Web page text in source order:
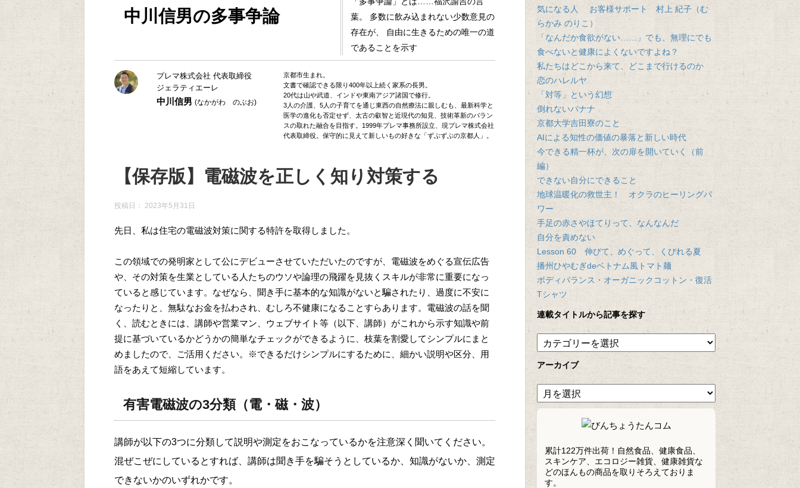
中川信男の多事争論
葉。 多数に飲み込まれない少数意見の
存在が、 自由に生きるための唯一の道
であることを示す
プレマ株式会社 代表取締役
ジェラティエーレ
中川信男(なかがわ のぶお)
京都市生まれ。
文書で確認できる限り400年以上続く家系の長男。
20代は山や武道、インドや東南アジア諸国で修行。
3人の介護、5人の子育てを通じ東西の自然療法に親しむも、最新科学と
医学の進化も否定せず、太古の叡智と近現代の知見、技術革新のバラン
スの取れた融合を目指す。1999年プレマ事務所設立、現プレマ株式会社
代表取締役。保守的に見えて新しいもの好きな「ずぶずぶの京都人」。
【保存版】電磁波を正しく知り対策する
投稿日： 2023年5月31日
先日、私は住宅の電磁波対策に関する特許を取得しました。
この領域での発明家として公にデビューさせていただいたのですが、電磁波をめぐる宣伝広告
や、その対策を生業としている人たちのウソや論理の飛躍を見抜くスキルが非常に重要になっ
ていると感じています。なぜなら、聞き手に基本的な知識がないと騙されたり、過度に不安に
なったりと、無駄なお金を払わされ、むしろ不健康になることすらあります。電磁波の話を聞
く、読むときには、講師や営業マン、ウェブサイト等（以下、講師）がこれから示す知識や前
提に基づいているかどうかの簡単なチェックができるように、枝葉を割愛してシンプルにまと
めましたので、ご活用ください。※できるだけシンプルにするために、細かい説明や区分、用
語をあえて短縮しています。
有害電磁波の3分類（電・磁・波）
講師が以下の3つに分類して説明や測定をおこなっているかを注意深く聞いてください。
混ぜこぜにしているとすれば、講師は聞き手を騙そうとしているか、知識がないか、測定
できないかのいずれかです。
気になる人 お客様サポート 村上 紀子（む
らかみ のりこ）
「なんだか食欲がない……」でも、無理にでも
食べないと健康によくないですよね？
私たちはどこから来て、どこまで行けるのか
恋のハレルヤ
「対等」という幻想
倒れないバナナ
京都大学吉田寮のこと
AIによる知性の価値の暴落と新しい時代
今できる精一杯が、次の扉を開いていく（前
編）
できない自分にできること
地球温暖化の救世主！ オクラのヒーリングパ
ワー
手足の赤さやほてりって、なんなんだ
自分を責めない
Lesson 60 伸びて、めぐって、くびれる夏
播州ひやむぎdeベトナム風トマト麺
ボディバランス・オーガニックコットン・復活
Tシャツ
連載タイトルから記事を探す
アーカイブ
累計122万件出荷！自然食品、健康食品、
スキンケア、エコロジー雑貨、健康雑貨な
どのほんもの商品を取りそろえておりま
す。